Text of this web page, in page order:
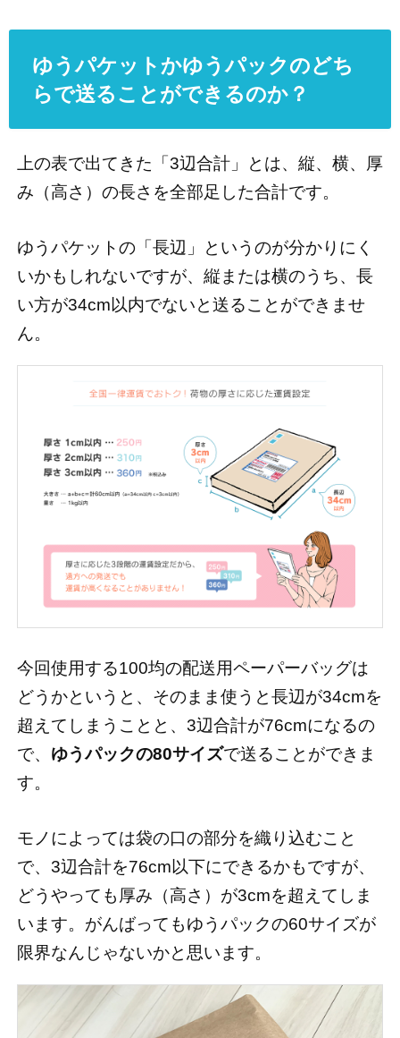
ゆうパケットかゆうパックのどち
らで送ることができるのか？
上の表で出てきた「3辺合計」とは、縦、横、厚
み（高さ）の長さを全部足した合計です。
ゆうパケットの「長辺」というのが分かりにく
いかもしれないですが、縦または横のうち、長
い方が34cm以内でないと送ることができませ
ん。
今回使用する100均の配送用ペーパーバッグは
どうかというと、そのまま使うと長辺が34cmを
超えてしまうことと、3辺合計が76cmになるの
で、 ゆうパックの80サイズで送ることができま
す。
モノによっては袋の口の部分を織り込むこと
で、3辺合計を76cm以下にできるかもですが、
どうやっても厚み（高さ）が3cmを超えてしま
います。がんばってもゆうパックの60サイズが
限界なんじゃないかと思います。